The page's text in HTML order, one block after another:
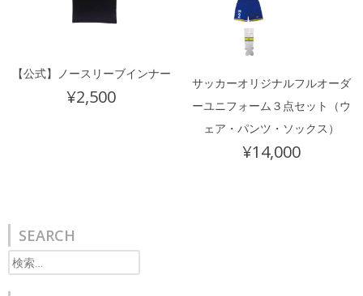
【公式】ノースリーブインナー
¥2,500
サッカーオリジナルフルオーダ
ーユニフォーム３点セット（ウ
ェア・パンツ・ソックス）
¥14,000
SEARCH
検
索: